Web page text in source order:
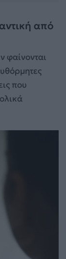
από
φαίνονται
που